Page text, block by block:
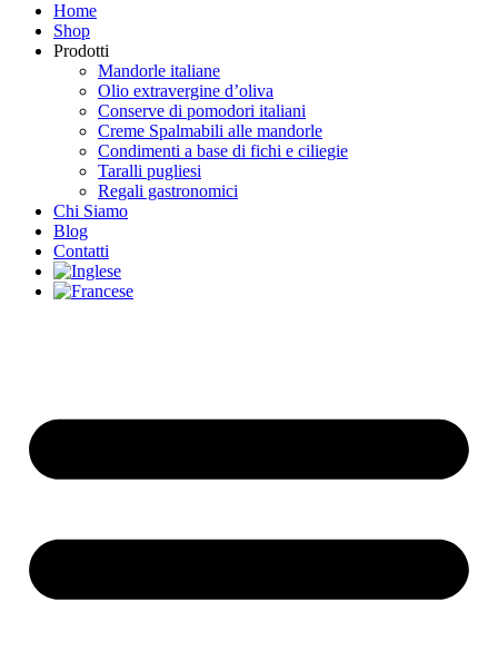
Home
Shop
Prodotti
Mandorle italiane
Olio extravergine d’oliva
Conserve di pomodori italiani
Creme Spalmabili alle mandorle
Condimenti a base di fichi e ciliegie
Taralli pugliesi
Regali gastronomici
Chi Siamo
Blog
Contatti